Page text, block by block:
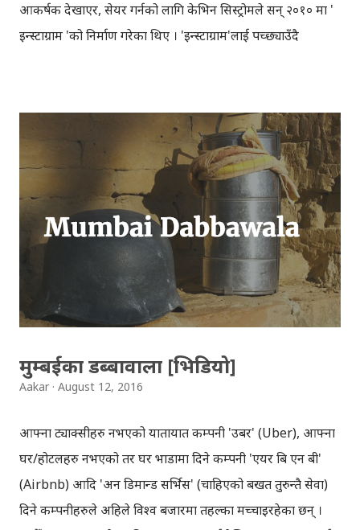
आकर्षक देखाएर, सेयर गर्नको लागि केभिन सिस्ट्रोमले सन् २०१० मा '
इन्स्टाग्राम 'को निर्माण गरेका थिए । 'इन्स्टाग्राम'लाई पच्छ्याउँदै
ब्लगमा फोटो सम्पादन गर्न सरल र सहज बनाउने ५ मोबाइल
एप्सहरुबारे चर्चा गर्दैछु। १) स्न्यापसिड स्न्यापसिडमा फोटो सम्पादनका
लागि चाहिने आधारभूत सबै 'फिचर'हरु उपलब्ध छ। स्न्यापसिडमा
'टुल्स' र 'फिल्टर्स' गरेर फोटो सम्पादनलाई दुई भागमा बाँडिएको छ ।
स्न्यापसिडको 'टुल्स' प्रयोग गरेर, आफूलाई चाहिएको जस्तो फोटो
बनाउन सकिन्छ । फोटोमा विशेष रुची हुनेले स्न्यापसिडको 'टुल्स'
चलाउन (सिक्न) जरुरी छ । तपाई सामान्य प्रयोगकर्ता हो, र 'म्यानुअल'
मोडमा काम गर्न गाह्रो लाग्छ भने स्न्यापसिडको 'फिल्टर्स' ल...
मुम्बईका डब्बावाला [भिडियो]
Aakar August 12, 2016
आफ्ना ट्याक्सीहरु नभएको यातायात कम्पनी 'उबर' (Uber), आफ्ना
घर/होटलहरु नभएको तर घर भाडामा दिने कम्पनी 'एयर बि एन बी'
(Airbnb) आदि 'अन डिमान्ड सर्भिस' (चाहिएको बखत तुरुन्तै सेवा)
दिने कम्पनीहरुले अहिले विश्व बजारमा तहल्का मच्चाइरहेका छन् ।